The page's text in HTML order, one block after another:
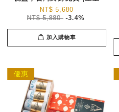
NT$ 5,680
NT$ 5,880 -3.4%
加入購物車
優惠